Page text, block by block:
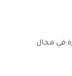
في مجال